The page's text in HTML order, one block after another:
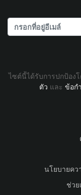
ไซต์นี้ได้รับการปกป้อง
ตัว และ ข้อก
นโยบายคว
ช่ว